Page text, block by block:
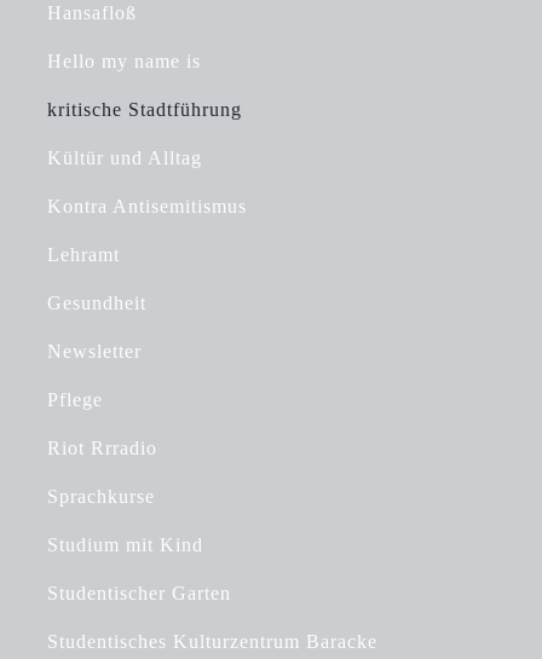
Hansafloß
Hello my name is
kritische Stadtführung
Kültür und Alltag
Kontra Antisemitismus
Lehramt
Gesundheit
Newsletter
Pflege
Riot Rrradio
Sprachkurse
Studium mit Kind
Studentischer Garten
Studentisches Kulturzentrum Baracke